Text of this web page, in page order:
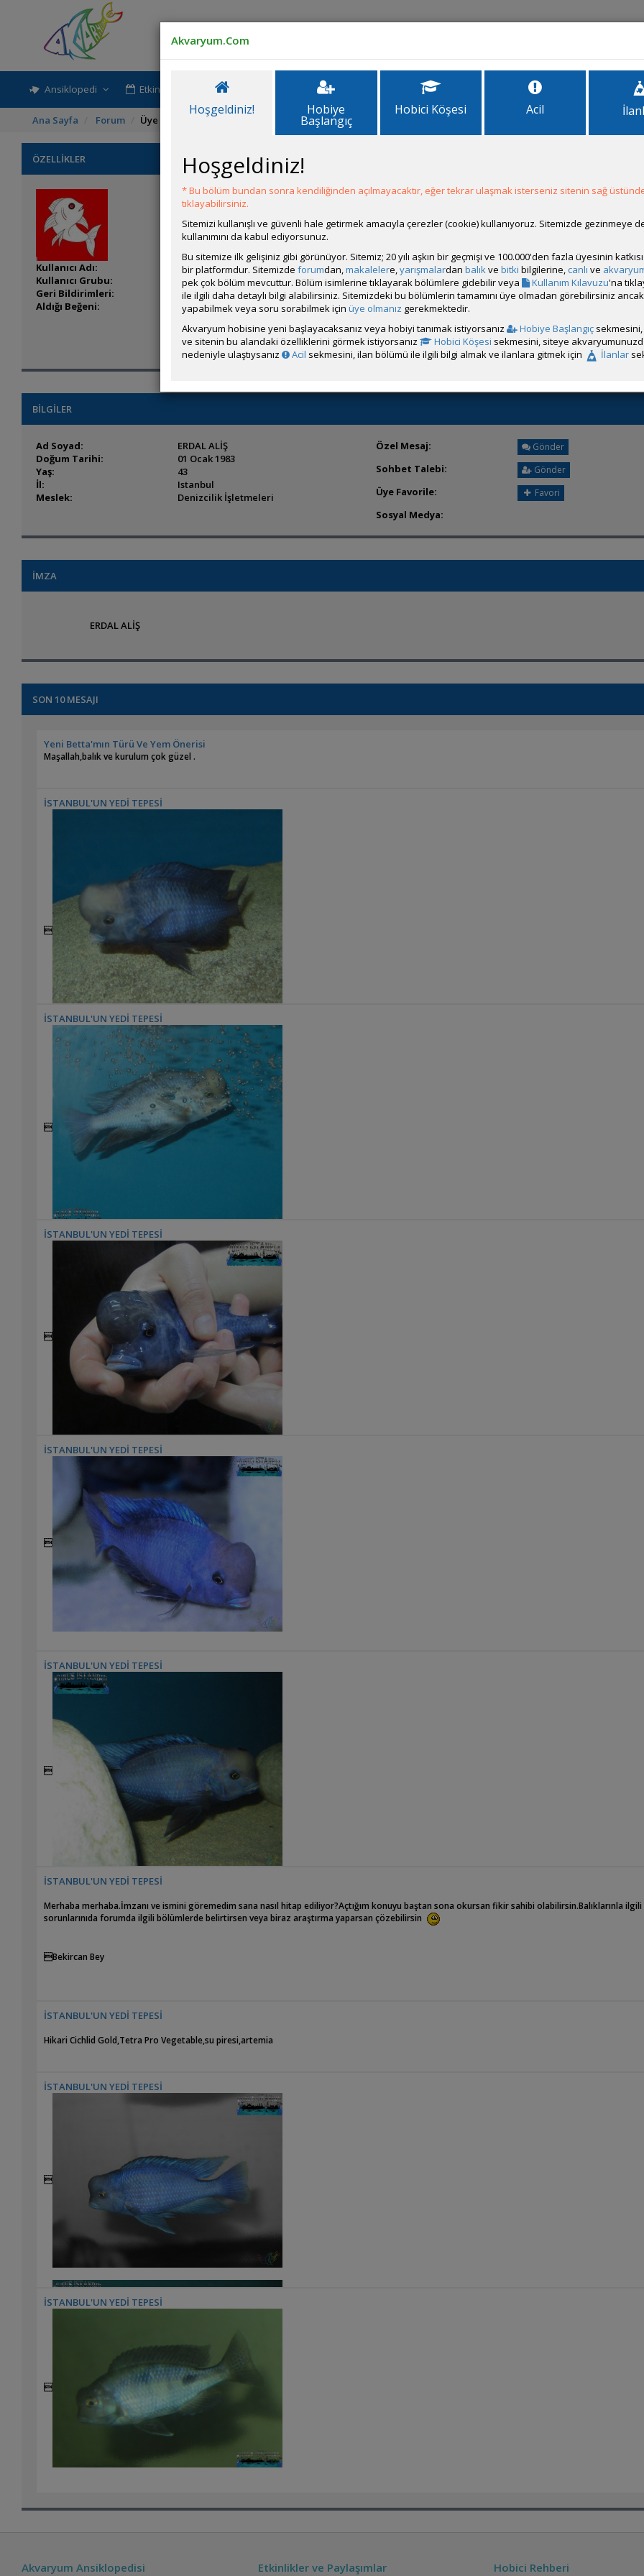
Ansiklopedi Etkinlik-Paylaşım İlanlar Forum
Ana Sayfa Forum Üye Profili
ÖZELLİKLER
Kullanıcı Adı:
AlisBaba
Kullanıcı Grubu:
Forum Üyesi
Geri Bildirimleri:
6 adet mevcut.
Aldığı Beğeni:
0
Hesap Durumu:
Aktif
Üyelik Tarihi:
28 Ocak 2011 13:33
Paylaşım Sayisı:
0 (Son 6 Ay)
İlan Sayisı:
2
Üyenin Mesaj ve İlanlarını Gör
Üyenin Açtığı Konuları Gör
Üyenin ÖM Engelini Kaldır
BİLGİLER
Ad Soyad:
ERDAL ALİŞ
Doğum Tarihi:
01 Ocak 1983
Yaş:
43
İl:
Istanbul
Meslek:
Denizcilik İşletmeleri
Özel Mesaj: Gönder
Sohbet Talebi: Gönder
Üye Favorile: Favori
Sosyal Medya:
İMZA
ERDAL ALİŞ
SON 10 MESAJI
Yeni Betta'mın Türü Ve Yem Önerisi
Maşallah,balık ve kurulum çok güzel .
İSTANBUL'UN YEDİ TEPESİ

İSTANBUL'UN YEDİ TEPESİ

İSTANBUL'UN YEDİ TEPESİ



İSTANBUL'UN YEDİ TEPESİ

İSTANBUL'UN YEDİ TEPESİ


İSTANBUL'UN YEDİ TEPESİ
Merhaba merhaba.İmzanı ve ismini göremedim sana nasıl hitap ediliyor?Açtığım konuyu baştan sona okursan fikir sahibi olabilirsin.Balıklarınla ilgili
sorunlarınıda forumda ilgili bölümlerde belirtirsen veya biraz araştırma yaparsan çözebilirsin
Bekircan Bey
İSTANBUL'UN YEDİ TEPESİ
Hikari Cichlid Gold,Tetra Pro Vegetable,su piresi,artemia
İSTANBUL'UN YEDİ TEPESİ

İSTANBUL'UN YEDİ TEPESİ

Akvaryum Ansiklopedisi Etkinlikler ve Paylaşımlar Hobici Rehberi
Akvaryum.Com
Hoşgeldiniz! Hobiye
Başlangıç
Hobici Köşesi Acil
Hoşgeldiniz!
* Bu bölüm bundan sonra kendiliğinden açılmayacaktır, eğer tekrar ulaşmak isterseniz sitenin sağ
tıklayabilirsiniz.
Sitemizi kullanışlı ve güvenli hale getirmek amacıyla çerezler (cookie) kullanıyoruz. Sitemizde gezinmeye
kullanımını da kabul ediyorsunuz.
Bu sitemize ilk gelişiniz gibi görünüyor. Sitemiz; 20 yılı aşkın bir geçmişi ve 100.000'den fazla üyesinin
bir platformdur. Sitemizde forumdan,makalelere,yarışmalardan balıkve bitki bilgilerine, canlı ve
pek çok bölüm mevcuttur. Bölüm isimlerine tıklayarak bölümlere gidebilir veya
Kullanım Kılavuzu'na
ile ilgili daha detaylı bilgi alabilirsiniz. Sitemizdeki bu bölümlerin tamamını üye olmadan görebilirsiniz
yapabilmek veya soru sorabilmek için üye olmanız gerekmektedir.
Akvaryum hobisine yeni başlayacaksanız veya hobiyi tanımak istiyorsanız
Hobiye Başlangıç
ve sitenin bu alandaki özelliklerini görmek istiyorsanız
Hobici Köşesi sekmesini, siteye
nedeniyle ulaştıysanız
Acil sekmesini, ilan bölümü ile ilgili bilgi almak ve ilanlara gitmek için İlanlar